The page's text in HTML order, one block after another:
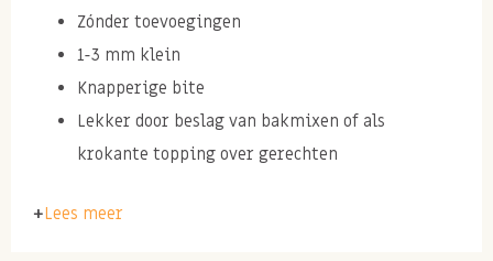
Zónder toevoegingen
1-3 mm klein
Knapperige bite
Lekker door beslag van bakmixen of als
krokante topping over gerechten
Lees meer